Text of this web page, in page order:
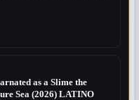
as a Slime the
Sea (2026) LATINO